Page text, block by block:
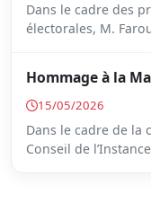
Dans le cadre des
électorales, M.
Hommage à la
15/05/2026
Dans le cadre de la
Conseil de